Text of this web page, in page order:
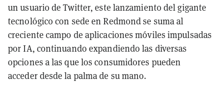
un usuario de Twitter, este lanzamiento del gigante
tecnológico con sede en Redmond se suma al
creciente campo de aplicaciones móviles impulsadas
por IA, continuando expandiendo las diversas
opciones a las que los consumidores pueden
acceder desde la palma de su mano.